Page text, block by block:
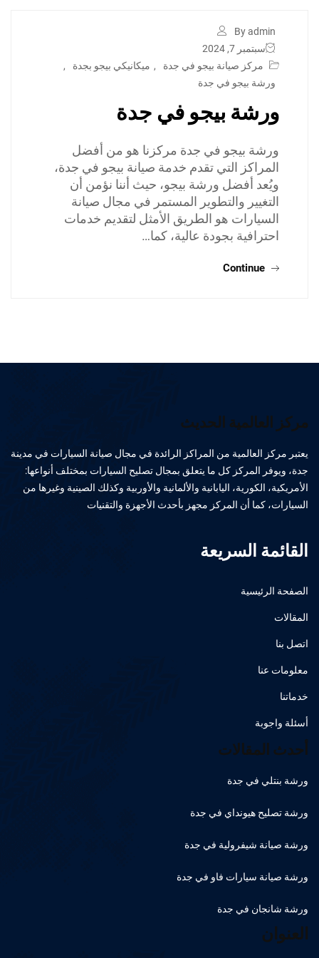
By admin
سبتمبر 7, 2024
مركز صيانة بيجو في جدة
, ميكانيكي بيجو بجدة
,
ورشة بيجو في جدة
ورشة بيجو في جدة
ورشة بيجو في جدة مركزنا هو من أفضل
المراكز التي تقدم خدمة صيانة بيجو في جدة،
ويُعد أفضل ورشة بيجو، حيث أننا نؤمن أن
التغيير والتطوير المستمر في مجال صيانة
السيارات هو الطريق الأمثل لتقديم خدمات
احترافية بجودة عالية، كما…
Continue
مركز العالمية الحديث
يعتبر مركز العالمية من المراكز الرائدة في مجال صيانة السيارات في مدينة
جدة، ويوفر المركز كل ما يتعلق بمجال تصليح السيارات بمختلف أنواعها:
الأمريكية، الكورية، اليابانية والألمانية والأوربية وكذلك الصينية وغيرها من
السيارات، كما أن المركز مجهز بأحدث الأجهزة والتقنيات
القائمة السريعة
الصفحة الرئيسية
المقالات
اتصل بنا
معلومات عنا
خدماتنا
أسئلة واجوبة
أحدث المقالات
ورشة بنتلي في جدة
ورشة تصليح هيونداي في جدة
ورشة صيانة شيفرولية في جدة
ورشة صيانة سيارات فاو في جدة
ورشة شانجان في جدة
العنوان